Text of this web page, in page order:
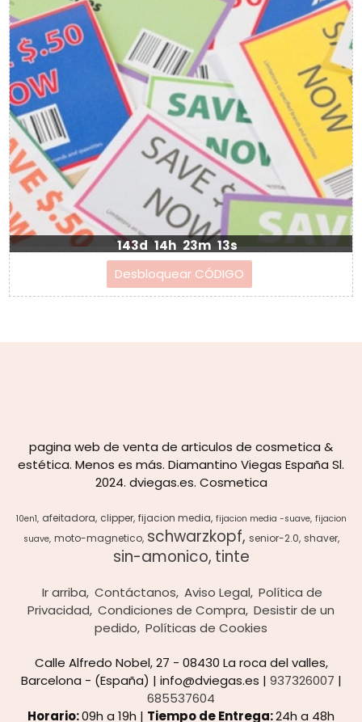
143d 14h 23m 12s
pagina web de venta de articulos de cosmetica &
estética. Menos es más. Diamantino Viegas España Sl.
2024. dviegas.es. Cosmetica
10en1 afeitadora clipper fijacion media fijacion media -suave fijacion
suave moto-magnetico schwarzkopf senior-2.0 shaver
sin-amonico tinte
Ir arriba Contáctanos Aviso Legal Política de
Privacidad Condiciones de Compra Desistir de un
pedido Políticas de Cookies
Calle Alfredo Nobel, 27 - 08430 La roca del valles,
Barcelona - (España) | info@dviegas.es | 937326007 |
685537604
Horario:09h a 19h | Tiempo de Entrega:24h a 48h